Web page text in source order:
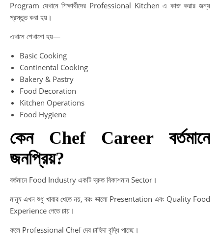
Program যেখানে শিক্ষার্থীদের Professional Kitchen এ কাজ করার জন্য
প্রস্তুত করা হয়।
এখানে শেখানো হয়—
Basic Cooking
Continental Cooking
Bakery & Pastry
Food Decoration
Kitchen Operations
Food Hygiene
কেন Chef Career বর্তমানে
জনপ্রিয়?
বর্তমানে Food Industry একটি দ্রুত বিকাশমান Sector।
মানুষ এখন শুধু খাবার খেতে নয়, বরং ভালো Presentation এবং Quality Food
Experience পেতে চায়।
ফলে Professional Chef দের চাহিদা বৃদ্ধি পাচ্ছে।